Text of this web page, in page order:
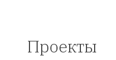
Проекты